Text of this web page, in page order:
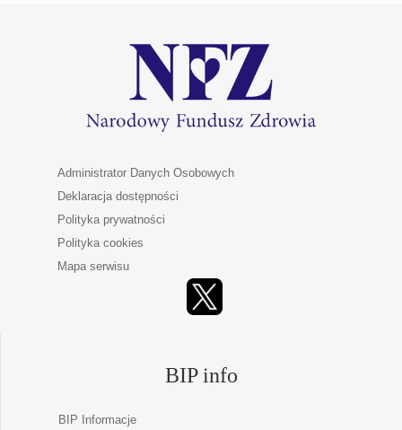
Administrator Danych Osobowych
Deklaracja dostępności
Polityka prywatności
Polityka cookies
Mapa serwisu
BIP info
BIP Informacje